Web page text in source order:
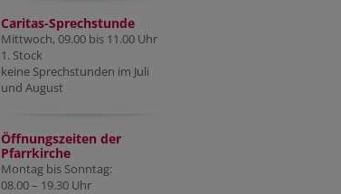
Caritas-Sprechstunde
Mittwoch, 09.00 bis 11.00 Uhr
1. Stock
keine Sprechstunden im Juli
und August
Öffnungszeiten der
Pfarrkirche
Montag bis Sonntag:
08.00 – 19.30 Uhr